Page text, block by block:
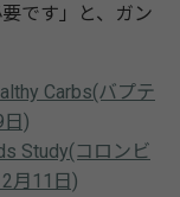
です」と、ガン
Carbs(バプテ
)
Study(コロンビ
月11日)